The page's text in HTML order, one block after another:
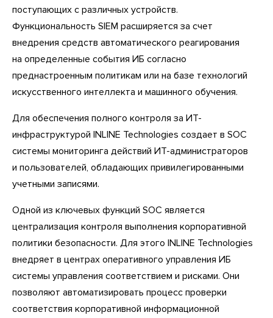
поступающих с различных устройств.
Функциональность SIEM расширяется за счет
внедрения средств автоматического реагирования
на определенные события ИБ согласно
преднастроенным политикам или на базе технологий
искусственного интеллекта и машинного обучения.
Для обеспечения полного контроля за ИТ-
инфраструктурой INLINE Technologies создает в SOC
системы мониторинга действий ИТ-администраторов
и пользователей, обладающих привилегированными
учетными записями.
Одной из ключевых функций SOC является
централизация контроля выполнения корпоративной
политики безопасности. Для этого INLINE Technologies
внедряет в центрах оперативного управления ИБ
системы управления соответствием и рисками. Они
позволяют автоматизировать процесс проверки
соответствия корпоративной информационной